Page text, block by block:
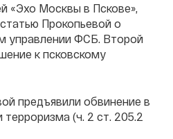
«Эхо Москвы в Пскове»,
Прокопьевой о
управлении ФСБ. Второй
к псковскому
предъявили обвинение в
(ч. 2 ст. 205.2